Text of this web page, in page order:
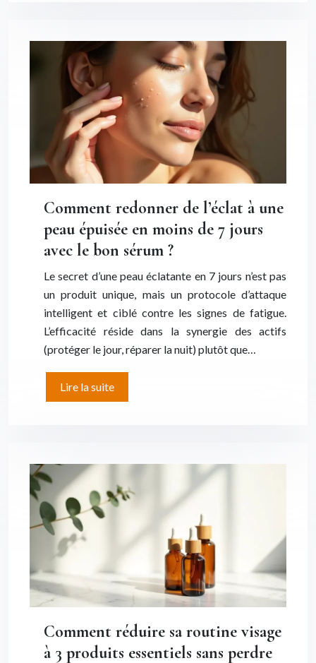
Comment redonner de l’éclat à une
peau épuisée en moins de 7 jours
avec le bon sérum ?
Le secret d’une peau éclatante en 7 jours n’est pas
un produit unique, mais un protocole d’attaque
intelligent et ciblé contre les signes de fatigue.
L’efficacité réside dans la synergie des actifs
(protéger le jour, réparer la nuit) plutôt que…
Lire la suite
Comment réduire sa routine visage
à 3 produits essentiels sans perdre